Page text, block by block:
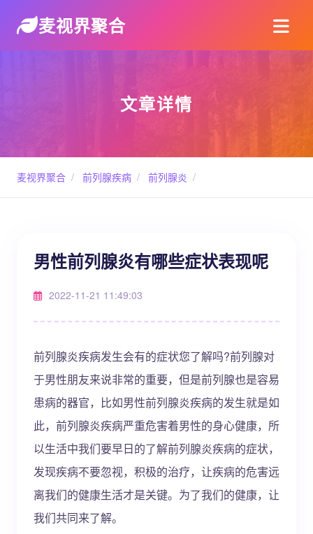
麦视界聚合
文章详情
麦视界聚合 / 前列腺疾病 / 前列腺炎 /
男性前列腺炎有哪些症状表现呢
2022-11-21 11:49:03
前列腺炎疾病发生会有的症状您了解吗?前列腺对
于男性朋友来说非常的重要，但是前列腺也是容易
患病的器官，比如男性前列腺炎疾病的发生就是如
此，前列腺炎疾病严重危害着男性的身心健康，所
以生活中我们要早日的了解前列腺炎疾病的症状，
发现疾病不要忽视，积极的治疗，让疾病的危害远
离我们的健康生活才是关键。为了我们的健康，让
我们共同来了解。